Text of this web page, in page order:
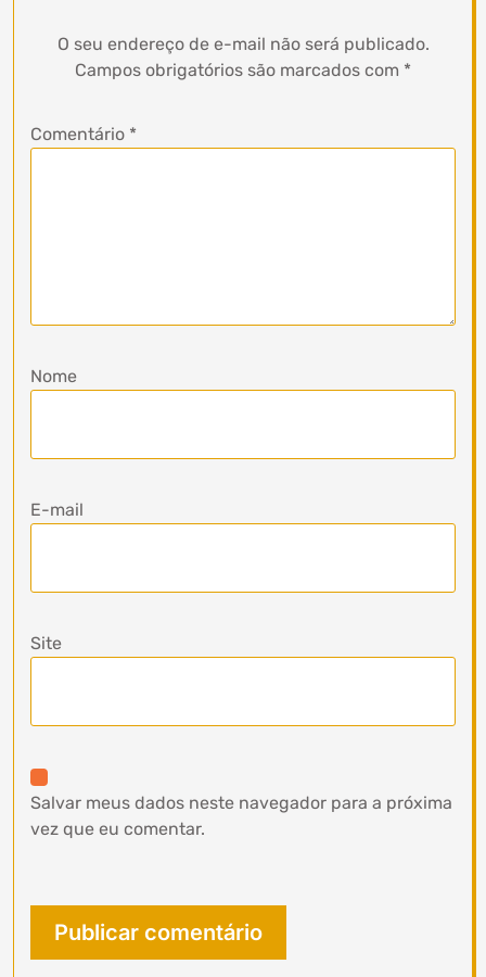
O seu endereço de e-mail não será publicado.
Campos obrigatórios são marcados com *
Comentário *
Nome
E-mail
Site
Salvar meus dados neste navegador para a próxima
vez que eu comentar.